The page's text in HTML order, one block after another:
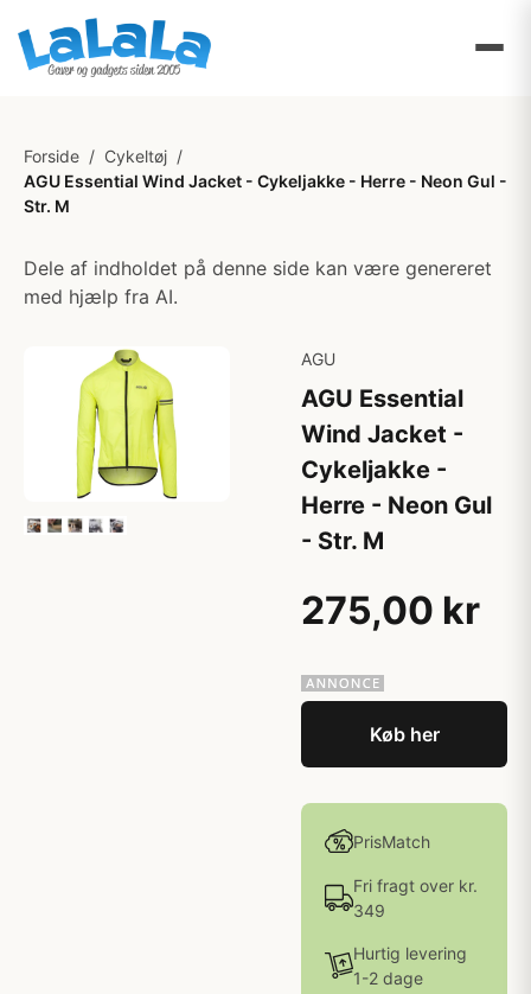
Forside / Cykeltøj /
AGU Essential Wind Jacket - Cykeljakke - Herre - Neon Gul -
Str. M
Dele af indholdet på denne side kan være genereret
med hjælp fra AI.
AGU
AGU Essential
Wind Jacket -
Cykeljakke -
Herre - Neon Gul
- Str. M
275,00 kr
Køb her
PrisMatch
Fri fragt over kr.
349
Hurtig levering
1-2 dage